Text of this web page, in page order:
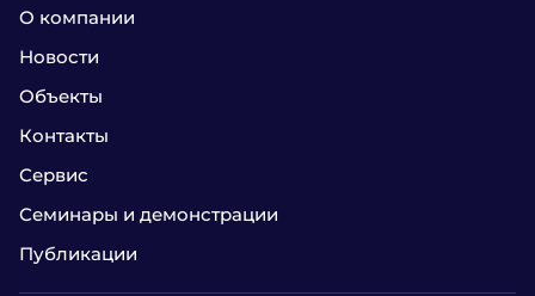
О компании
Новости
Объекты
Контакты
Сервис
Семинары и демонстрации
Публикации